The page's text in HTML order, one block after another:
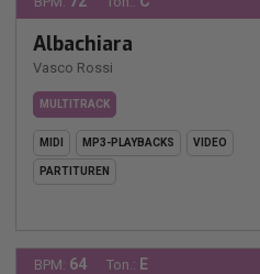
Albachiara
Vasco Rossi
MULTITRACK
MIDI MP3-PLAYBACKS VIDEO
PARTITUREN
BPM: 64 Ton.: E